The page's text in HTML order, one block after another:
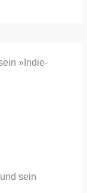
»Indie-
sein